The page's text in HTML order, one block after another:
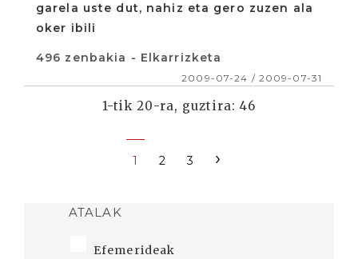
garela uste dut, nahiz eta gero zuzen ala
oker ibili
496 zenbakia - Elkarrizketa
2009-07-24 / 2009-07-31
1-tik 20-ra, guztira: 46
1 2 3 ›
ATALAK
Efemerideak